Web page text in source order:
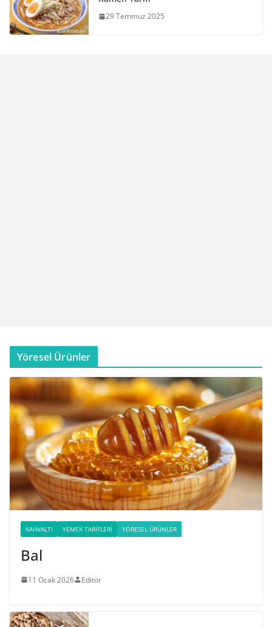
29 Temmuz 2025
Yöresel Ürünler
KAHVALTI YEMEK TARIFLERI YÖRESEL ÜRÜNLER
Bal
11 Ocak 2026 Editör